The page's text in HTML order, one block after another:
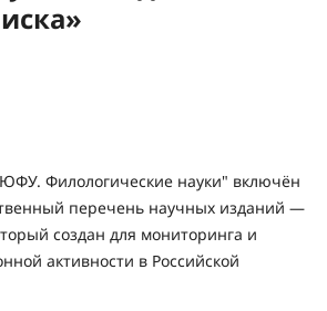
Филологические науки" включён
перечень научных изданий —
создан для мониторинга и
активности в Российской